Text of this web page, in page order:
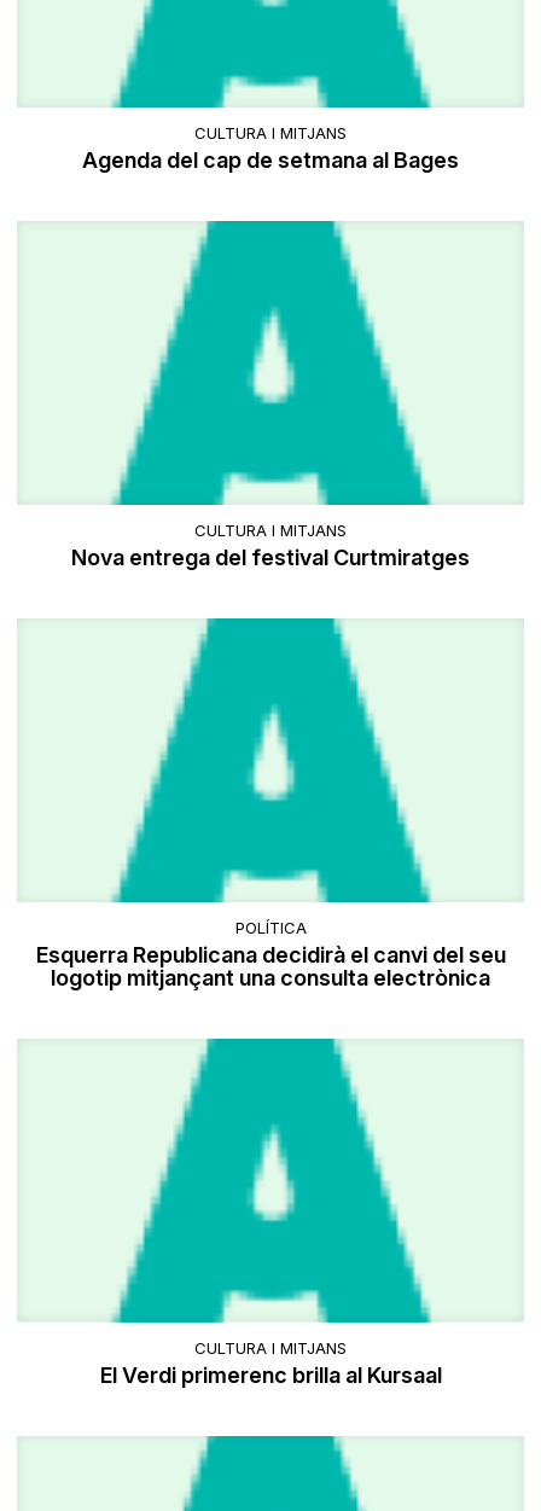
CULTURA I MITJANS
Agenda del cap de setmana al Bages
CULTURA I MITJANS
Nova entrega del festival Curtmiratges
POLÍTICA
Esquerra Republicana decidirà el canvi del seu
logotip mitjançant una consulta electrònica
CULTURA I MITJANS
El Verdi primerenc brilla al Kursaal